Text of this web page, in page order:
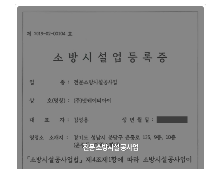
전문 소방시설 공사업